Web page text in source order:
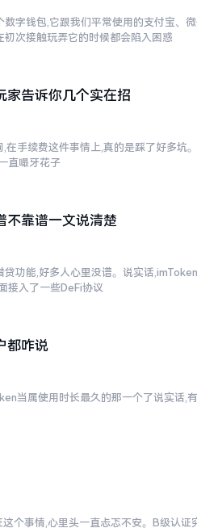
字钱包,它跟我们平常使用的支付宝、
初次接触玩弄它的时候都会陷入困惑
告诉你几个实在招
手续费这件事情上,真的是踩了好多坑
直嘬牙花子
不靠谱一文说清楚
功能,好多人心里没谱。说实话
接入了一些DeFi协议
都咋说
当属使用时长最久的那一个了说实话,
个事情,心里头一直忐忑不安。B级认证